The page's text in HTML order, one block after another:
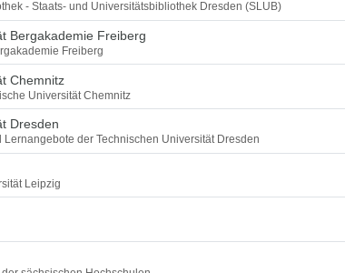
- Staats- und Universitätsbibliothek Dresden (SLUB)
Bergakademie Freiberg
Freiberg
Chemnitz
Universität Chemnitz
Dresden
Lernangebote der Technischen Universität Dresden
Leipzig